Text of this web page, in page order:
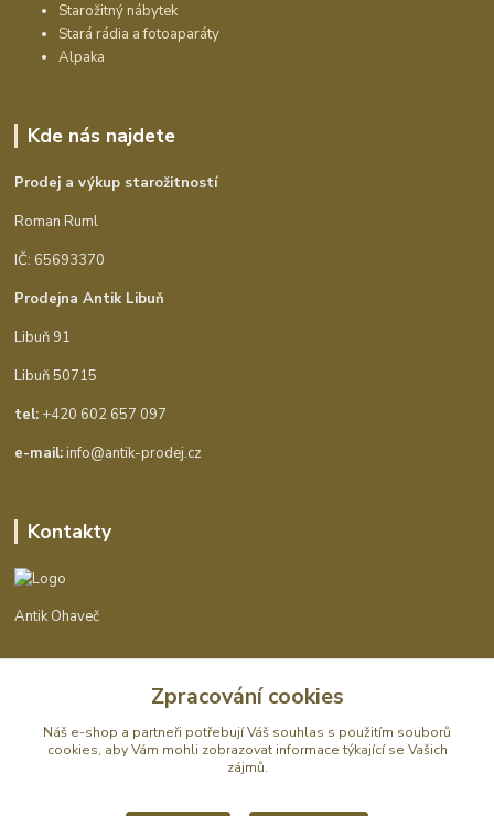
Starožitný nábytek
Stará rádia a fotoaparáty
Alpaka
Kde nás najdete
Prodej a výkup starožitností
Roman Ruml
IČ: 65693370
Prodejna Antik Libuň
Libuň 91
Libuň 50715
tel: +420 602 657 097
e-mail:info@antik-prodej.cz
Kontakty
Antik Ohaveč
info@antik-prodej.cz
Zpracování cookies
Náš e-shop a partneři potřebují Váš souhlas s použitím souborů
cookies, aby Vám mohli zobrazovat informace týkající se Vašich
zájmů.